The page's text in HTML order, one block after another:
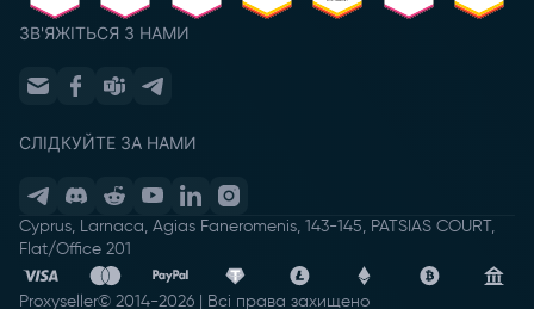
ЗВ'ЯЖІТЬСЯ З НАМИ
СЛІДКУЙТЕ ЗА НАМИ
Cyprus, Larnaca, Agias Faneromenis, 143-145, PATSIAS COURT,
Flat/Office 201
Proxyseller© 2014-2026 Всі права захищено